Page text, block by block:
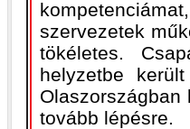
szervezetek
tökéletes.
helyzetbe
tovább lépésre.